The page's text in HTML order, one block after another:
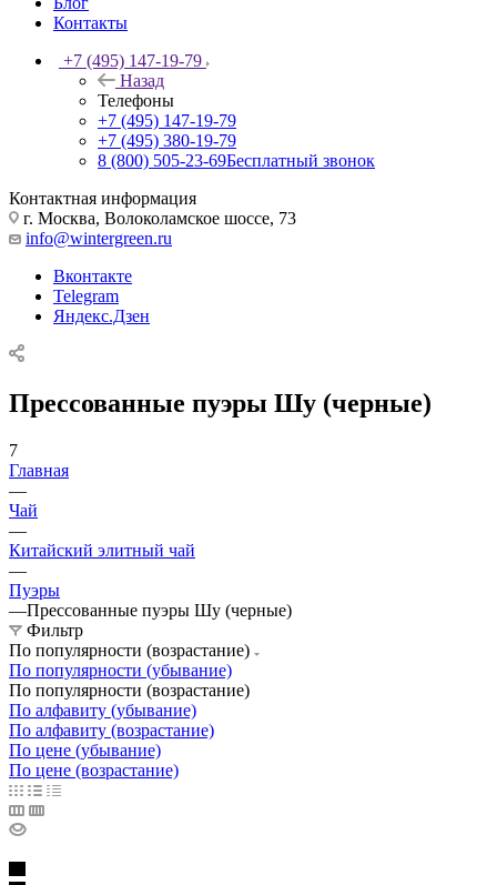
Контакты
+7 (495) 147-19-79
Назад
Телефоны
+7 (495) 147-19-79
+7 (495) 380-19-79
8 (800) 505-23-69Бесплатный звонок
Контактная информация
г. Москва, Волоколамское шоссе, 73
info@wintergreen.ru
Вконтакте
Telegram
Яндекс.Дзен
Прессованные пуэры Шу (черные)
7
Главная
—
Чай
—
Китайский элитный чай
—
Пуэры
—Прессованные пуэры Шу (черные)
Фильтр
По популярности (возрастание)
По популярности (убывание)
По популярности (возрастание)
По алфавиту (убывание)
По алфавиту (возрастание)
По цене (убывание)
По цене (возрастание)